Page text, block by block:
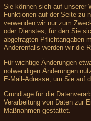
Sie können sich auf unserer
Funktionen auf der Seite zu
verwenden wir nur zum
oder Dienstes, für den Sie
abgefragten Pflichtangaben
Anderenfalls werden wir die
Für wichtige Änderungen
notwendigen Änderungen
E-Mail-Adresse, um Sie auf
Grundlage für die
Verarbeitung von Daten zur
Maßnahmen gestattet.